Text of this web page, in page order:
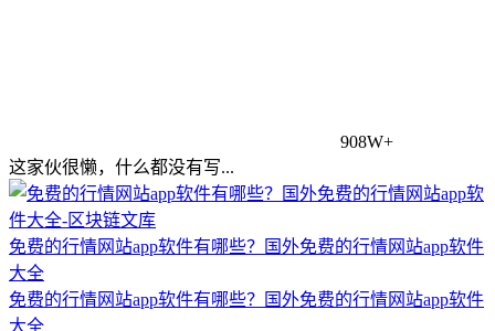
908W+
这家伙很懒，什么都没有写...
免费的行情网站app软件有哪些？国外免费的行情网站app软件
大全
免费的行情网站app软件有哪些？国外免费的行情网站app软件
大全